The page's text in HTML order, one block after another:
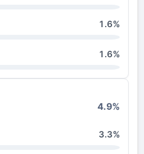
1.6%
1.6%
4.9%
3.3%